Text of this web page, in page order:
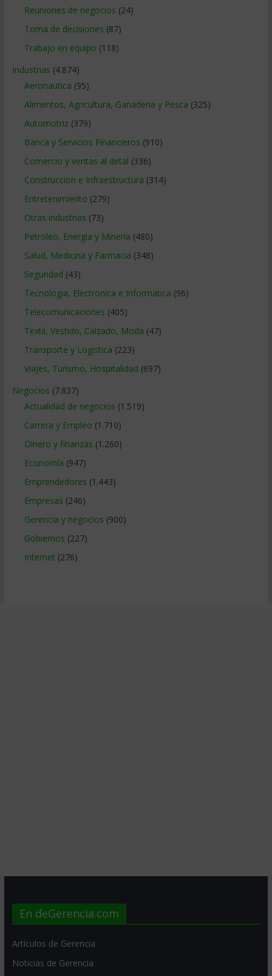
Reuniones de negocios (24)
Toma de decisiones (87)
Trabajo en equipo (118)
Industrias (4.874)
Aeronautica (95)
Alimentos, Agricultura, Ganaderia y Pesca (325)
Automotriz(379)
Banca y Servicios Financieros (910)
Comercio y ventas al detal (336)
Construccion e Infraestructura (314)
Entretenimiento (279)
Otras industrias (73)
Petroleo, Energia y Mineria (480)
Salud, Medicina y Farmacia (348)
Seguridad (43)
Tecnologia, Electronica e Informatica (96)
Telecomunicaciones (405)
Textil, Vestido, Calzado, Moda (47)
Transporte y Logistica (223)
Viajes, Turismo, Hospitalidad (697)
Negocios (7.837)
Actualidad de negocios (1.519)
Carrera y Empleo (1.710)
Dinero y finanzas (1.260)
Economía (947)
Emprendedores (1.443)
Empresas (246)
Gerencia y negocios (900)
Gobiernos (227)
Internet (276)
En deGerencia.com
Artículos de Gerencia
Noticias de Gerencia